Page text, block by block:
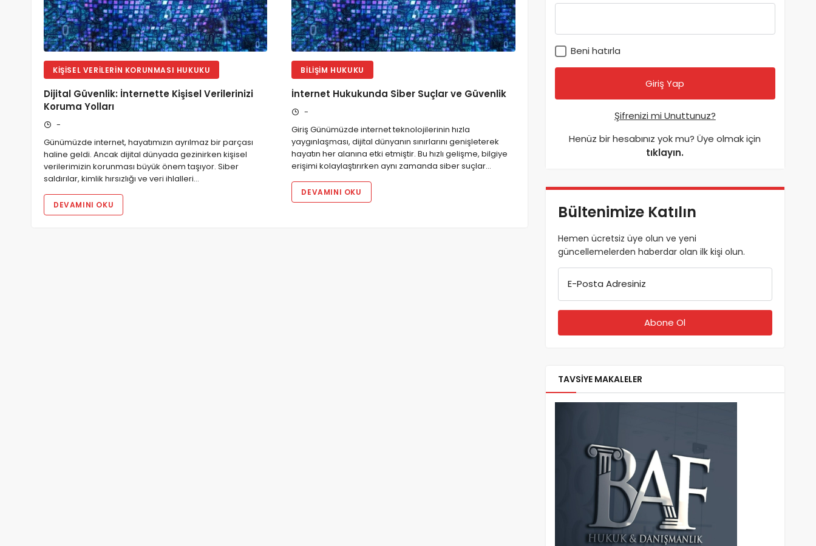
KIŞISEL VERILERIN KORUNMASI HUKUKU
Dijital Güvenlik: İnternette Kişisel Verilerinizi
Koruma Yolları
-
Günümüzde internet, hayatımızın ayrılmaz bir parçası
haline geldi. Ancak dijital dünyada gezinirken kişisel
verilerimizin korunması büyük önem taşıyor. Siber
saldırılar, kimlik hırsızlığı ve veri ihlalleri…
DEVAMINI OKU
BILIŞIM HUKUKU
İnternet Hukukunda Siber Suçlar ve Güvenlik
-
Giriş Günümüzde internet teknolojilerinin hızla
yaygınlaşması, dijital dünyanın sınırlarını genişleterek
hayatın her alanına etki etmiştir. Bu hızlı gelişme, bilgiye
erişimi kolaylaştırırken aynı zamanda siber suçlar…
DEVAMINI OKU
Beni hatırla
Şifrenizi mi Unuttunuz?
Henüz bir hesabınız yok mu? Üye olmak için
tıklayın.
Bültenimize Katılın
Hemen ücretsiz üye olun ve yeni
güncellemelerden haberdar olan ilk kişi olun.
E-Posta Adresiniz
TAVSİYE MAKALELER